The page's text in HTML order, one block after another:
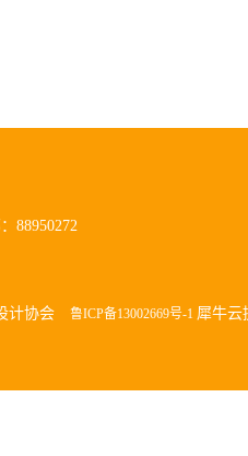
88950272
计协会 鲁ICP备13002669号-1 犀牛云